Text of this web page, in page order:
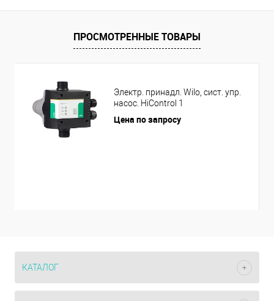
ПРОСМОТРЕННЫЕ ТОВАРЫ
Электр. принадл. Wilo, сист. упр.
насос. HiControl 1
Цена по запросу
КАТАЛОГ